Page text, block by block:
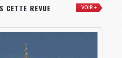
CETTE REVUE VOIR +